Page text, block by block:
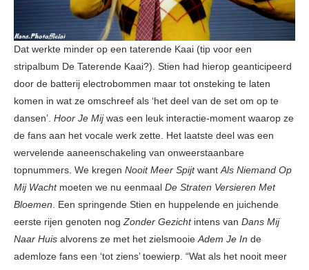
Dat werkte minder op een taterende Kaai (tip voor een
stripalbum De Taterende Kaai?). Stien had hierop geanticipeerd
door de batterij electrobommen maar tot onsteking te laten
komen in wat ze omschreef als ‘het deel van de set om op te
dansen’. Hoor Je Mijwas een leuk interactie-moment waarop ze
de fans aan het vocale werk zette. Het laatste deel was een
wervelende aaneenschakeling van onweerstaanbare
topnummers. We kregen Nooit Meer SpijtwantAls Niemand Op
Mij Wachtmoeten we nu eenmaal De Straten Versieren Met
Bloemen. Een springende Stien en huppelende en juichende
eerste rijen genoten nogZonder Gezicht intens van Dans Mij
Naar Huis alvorens ze met het zielsmooieAdem Je In de
ademloze fans een ‘tot ziens’ toewierp. “Wat als het nooit meer